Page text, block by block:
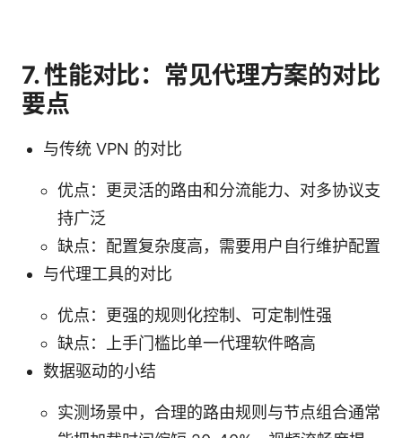
7. 性能对比：常见代理方案的对比
要点
与传统 VPN 的对比
优点：更灵活的路由和分流能力、对多协议支
持广泛
缺点：配置复杂度高，需要用户自行维护配置
与代理工具的对比
优点：更强的规则化控制、可定制性强
缺点：上手门槛比单一代理软件略高
数据驱动的小结
实测场景中，合理的路由规则与节点组合通常